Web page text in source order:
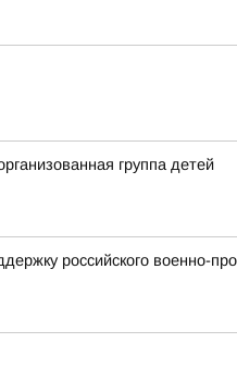
группа детей
российского военно-